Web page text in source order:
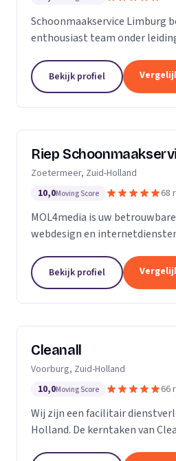
Schoonmaakservice Limburg
enthousiast team onder
een aantal jaren in de
werkzaam te...
Bekijk profiel
Riep
Zoetermeer, Zuid-Holland
10,0Moving Score 68
MOL4media is uw
webdesign en
Content Management
van der Helm,...
Bekijk profiel
Cleanall
Voorburg, Zuid-Holland
10,0Moving Score 66
Wij zijn een facilitair
Holland. De kerntaken van